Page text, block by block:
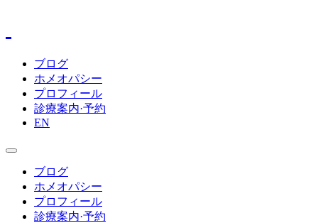
ブログ
ホメオパシー
プロフィール
診療案内·予約
EN
ブログ
ホメオパシー
プロフィール
診療案内·予約